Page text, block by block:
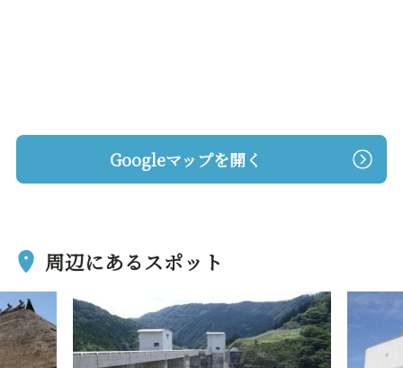
Googleマップを開く
周辺にあるスポット